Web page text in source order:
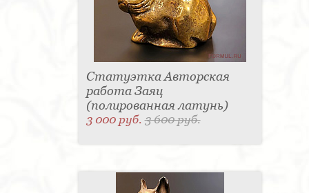
Статуэтка Авторская
работа Заяц
(полированная латунь)
3 000 руб.3 600 руб.